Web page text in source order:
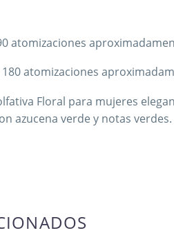
atomizaciones
atomizaciones
Floral para mujeres
azucena verde y notas verdes.